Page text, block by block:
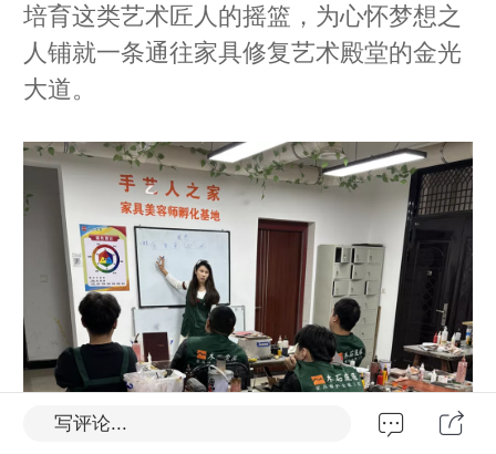
培育这类艺术匠人的摇篮，为心怀梦想之
人铺就一条通往家具修复艺术殿堂的金光
大道。
写评论...